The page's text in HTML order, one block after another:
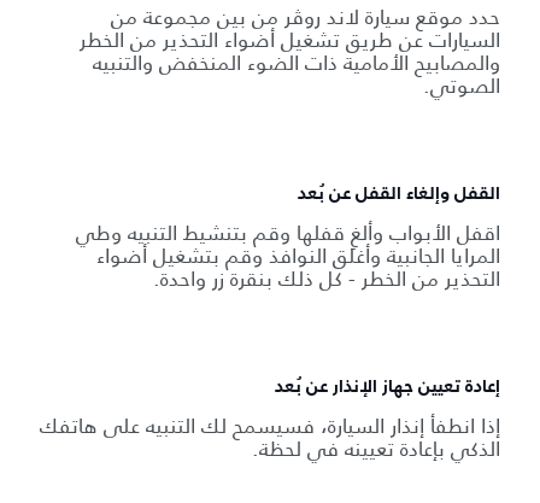
حدد موقع سيارة لاند روڤر من بين مجموعة من
السيارات عن طريق تشغيل أضواء التحذير من الخطر
والمصابيح الأمامية ذات الضوء المنخفض والتنبيه
الصوتي.
القفل وإلغاء القفل عن بُعد
اقفل الأبواب وألغِ قفلها وقم بتنشيط التنبيه وطي
المرايا الجانبية وأغلق النوافذ وقم بتشغيل أضواء
التحذير من الخطر - كل ذلك بنقرة زر واحدة.
إعادة تعيين جهاز الإنذار عن بُعد
إذا انطفأ إنذار السيارة، فسيسمح لك التنبيه على هاتفك
الذكي بإعادة تعيينه في لحظة.